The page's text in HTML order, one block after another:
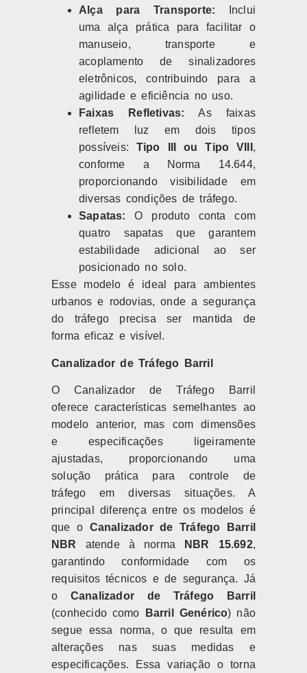
Alça para Transporte: Inclui
uma alça prática para facilitar o
manuseio, transporte e
acoplamento de sinalizadores
eletrônicos, contribuindo para a
agilidade e eficiência no uso.
Faixas Refletivas: As faixas
refletem luz em dois tipos
possíveis: Tipo III ou Tipo VIII ,
conforme a Norma 14.644,
proporcionando visibilidade em
diversas condições de tráfego.
Sapatas: O produto conta com
quatro sapatas que garantem
estabilidade adicional ao ser
posicionado no solo.
Esse modelo é ideal para ambientes
urbanos e rodovias, onde a segurança
do tráfego precisa ser mantida de
forma eficaz e visível.
Canalizador de Tráfego Barril
O Canalizador de Tráfego Barril
oferece características semelhantes ao
modelo anterior, mas com dimensões
e especificações ligeiramente
ajustadas, proporcionando uma
solução prática para controle de
tráfego em diversas situações. A
principal diferença entre os modelos é
que o Canalizador de Tráfego Barril
NBR atende à norma NBR 15.692,
garantindo conformidade com os
requisitos técnicos e de segurança. Já
o Canalizador de Tráfego Barril
(conhecido como
Barril Genérico) não
segue essa norma, o que resulta em
alterações nas suas medidas e
especificações. Essa variação o torna